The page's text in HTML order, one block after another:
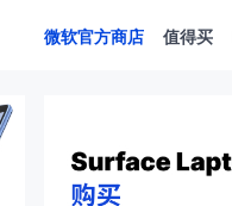
微软官方商店 值得买